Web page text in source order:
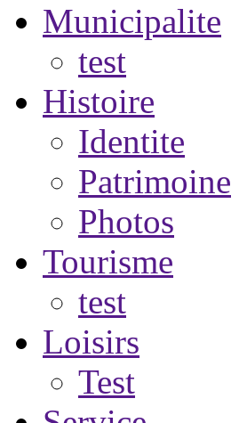
Municipalite
test
Histoire
Identite
Patrimoine
Photos
Tourisme
test
Loisirs
Test